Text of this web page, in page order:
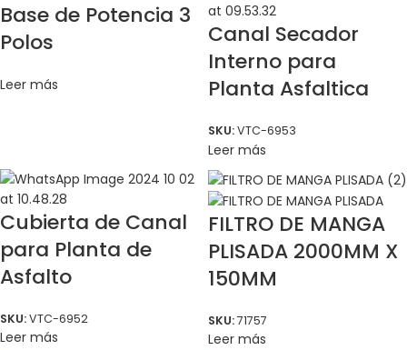
Base de Potencia 3
Polos
Leer más
Canal Secador
Interno para
Planta Asfaltica
SKU:VTC-6953
Leer más
Cubierta de Canal
para Planta de
Asfalto
SKU:VTC-6952
Leer más
FILTRO DE MANGA
PLISADA 2000MM X
150MM
SKU:71757
Leer más